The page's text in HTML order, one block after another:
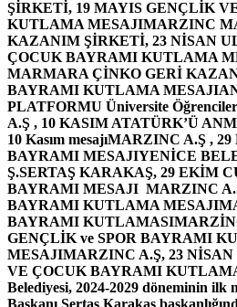
ŞİRKETİ, 19 MAYIS GENÇLİK
KUTLAMA MESAJIMARZINC
KAZANIM ŞİRKETİ, 23 NİSAN
ÇOCUK BAYRAMI KUTLAMA
MARMARA ÇİNKO GERİ
BAYRAMI KUTLAMA MESAJI
PLATFORMU Üniversite
A.Ş , 10 KASIM ATATÜRK’Ü
10 Kasım mesajıMARZINC A.Ş ,
BAYRAMI MESAJIYENİCE
Ş.SERTAŞ KARAKAŞ, 29 EKİM
BAYRAMI MESAJI MARZINC
BAYRAMI KUTLAMA MESAJI
BAYRAMI KUTLAMASI
GENÇLİK ve SPOR BAYRAMI
MESAJIMARZINC A.Ş, 23
VE ÇOCUK BAYRAMI
Belediyesi, 2024-2029 döneminin ilk
Başkanı Sertaş Karakaş